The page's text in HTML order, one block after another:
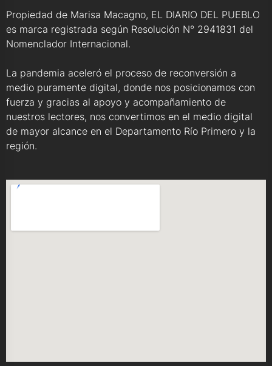
Propiedad de Marisa Macagno, EL DIARIO DEL PUEBLO
es marca registrada según Resolución N° 2941831 del
Nomenclador Internacional.
La pandemia aceleró el proceso de reconversión a
medio puramente digital, donde nos posicionamos con
fuerza y gracias al apoyo y acompañamiento de
nuestros lectores, nos convertimos en el medio digital
de mayor alcance en el Departamento Río Primero y la
región.